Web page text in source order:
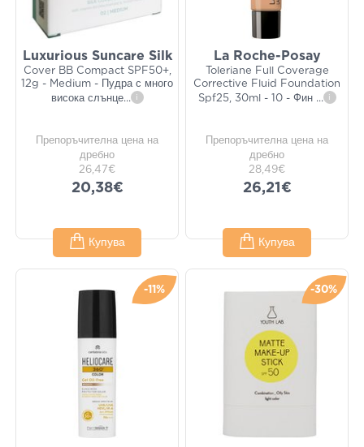
Luxurious Suncare Silk
Cover BB Compact SPF50+,
12g - Medium - Пудра с много
висока слънце... i
Препоръчителна цена на
дребно
26,47€
20,38€
Купува
La Roche-Posay
Toleriane Full Coverage
Corrective Fluid Foundation
Spf25, 30ml - 10 - Фин ... i
Препоръчителна цена на
дребно
28,49€
26,21€
Купува
-11% -30%